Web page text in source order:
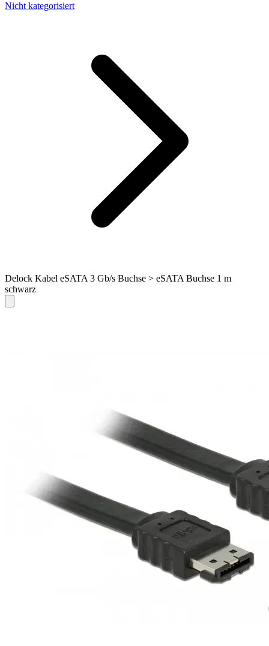
Nicht kategorisiert
Delock Kabel eSATA 3 Gb/s Buchse > eSATA Buchse 1 m
schwarz